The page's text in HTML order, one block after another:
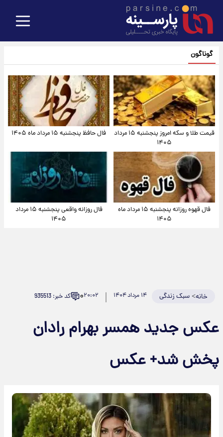
گوناگون
قیمت طلا و سکه امروز پنجشنبه ۱۵ مرداد
۱۴۰۵
فال حافظ پنجشنبه ۱۵ مرداد ماه ۱۴۰۵
فال قهوه روزانه پنجشنبه ۱۵ مرداد ماه
۱۴۰۵
فال روزانه واقعی پنجشنبه ۱۵ مرداد
۱۴۰۵
خانه>سبک زندگی ۱۴ مرداد ۱۴۰۴ ۲۰:۰۲۰ کد خبر: 935513
عکس جدید همسر بهرام رادان
پخش شد+ عکس